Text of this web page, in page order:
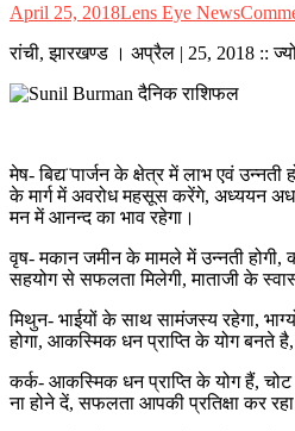
April 25, 2018Lens Eye News
रांची, झारखण्ड । अप्रैल | 25, 2018 ::
मेष- बिद्य¨पार्जन के क्षेत्र में लाभ एवं
के मार्ग में अवरोध महसूस करेंगे, अध्ययन
मन में आनन्द का भाव रहेगा।
वृष- मकान जमीन के मामले में उन्नती होगी,
सहयोग से सफलता मिलेगी, माताजी के
मिथुन- भाईयों के साथ सामंजस्य रहेगा,
होगा, आकस्मिक धन प्राप्ति के योग बनते
कर्क- आकस्मिक धन प्राप्ति के योग हैं, चोट
ना होने दें, सफलता आपकी प्रतिक्षा कर रहा